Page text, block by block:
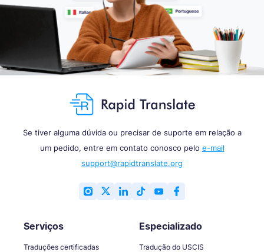
Se tiver alguma dúvida ou precisar de suporte em relação a
um pedido, entre em contato conosco pelo e-mail
support@rapidtranslate.org
Serviços
Traduções certificadas
Especializado
Tradução do USCIS